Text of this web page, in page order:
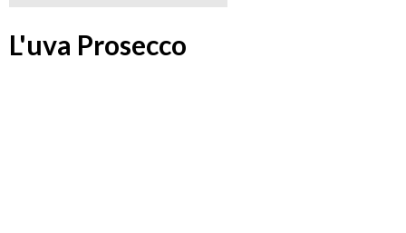
L'uva Prosecco